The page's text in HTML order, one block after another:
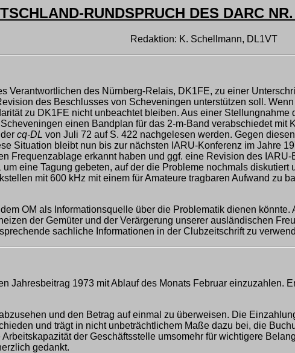
RUNDSPRUCH DES DARC
Redaktion: K. Schellmann, DL1VT
Verantwortlichen des Nürnberg-Relais, DK1FE, zu einer
des Beschlusses von Scheveningen unterstützen soll.
zu DK1FE nicht unbeachtet bleiben. Aus einer
einen Bandplan für das 2-m-Band verabschiedet
cq-DL von Juli 72 auf S. 422 nachgelesen werden. Gegen
Situation bleibt nun bis zur nächsten IARU-Konferenz im Jahre
Frequenzablage erkannt haben und ggf. eine Revision des
eine Tagung gebeten, auf der die Probleme nochmals
mit 600 kHz mit einem für Amateure tragbaren Aufwand zu
OM als Informationsquelle über die Problematik dienen
der Gemüter und der Verärgerung unserer ausländischen
sachliche Informationen in der Clubzeitschrift zu
Jahresbeitrag 1973 mit Ablauf des Monats Februar einzuzahlen.
und den Betrag auf einmal zu überweisen. Die
und trägt in nicht unbeträchtlichem Maße dazu bei, die
der Geschäftsstelle umsomehr für wichtigere
gedankt.